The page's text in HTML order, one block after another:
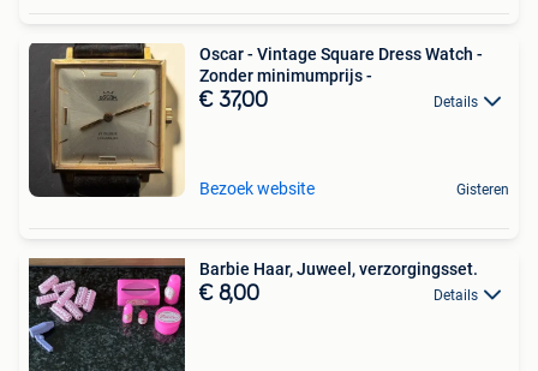
Oscar - Vintage Square Dress Watch -
Zonder minimumprijs -
€ 37,00 Details
Bezoek website Gisteren
Barbie Haar, Juweel, verzorgingsset.
€ 8,00 Details